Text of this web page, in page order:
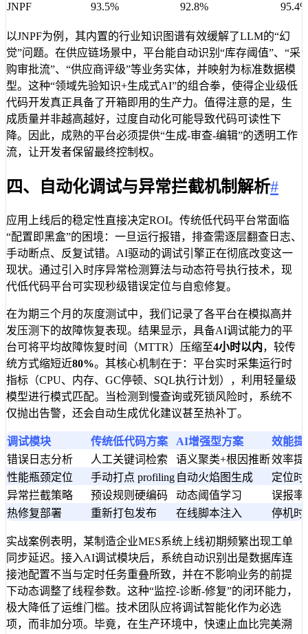
JNPF 93.5% 92.8% 95.4%
以JNPF为例，其内置的行业知识图谱有效缓解了LLM的“幻
觉”问题。在供应链场景中，平台能自动识别“库存阈值”、“采
购审批流”、“供应商评级”等业务实体，并映射为标准数据模
型。这种“领域先验知识+生成式AI”的组合拳，使得企业级低
代码开发真正具备了开箱即用的生产力。值得注意的是，生
成质量并非越高越好，过度自动化可能导致代码可读性下
降。因此，成熟的平台必须提供“生成-审查-编辑”的透明工作
流，让开发者保留最终控制权。
四、自动化调试与异常拦截机制解析#
应用上线后的稳定性直接决定ROI。传统低代码平台常面临
“配置即黑盒”的困境：一旦运行报错，排查需逐层翻查日志、
手动断点、反复试错。AI驱动的调试引擎正在彻底改变这一
现状。通过引入时序异常检测算法与动态符号执行技术，现
代低代码平台可实现秒级错误定位与自愈修复。
在为期三个月的灰度测试中，我们记录了各平台在模拟高并
发压测下的故障恢复表现。结果显示，具备AI调试能力的平
台可将平均故障恢复时间（MTTR）压缩至4小时以内，较传
统方式缩短近80%。其核心机制在于：平台实时采集运行时
指标（CPU、内存、GC停顿、SQL执行计划），利用轻量级
模型进行模式匹配。当检测到慢查询或死锁风险时，系统不
仅抛出告警，还会自动生成优化建议甚至热补丁。
调试模块 传统低代码方案 AI增强型方案
效能提
错误日志分析
人工关键词检索 语义聚类+根因推断效率提
性能瓶颈定位
手动打点 profiling 自动火焰图生成
定位时
异常拦截策略
预设规则硬编码 动态阈值学习
误报率
热修复部署
重新打包发布 在线脚本注入 停机时
实战案例表明，某制造企业MES系统上线初期频繁出现工单
同步延迟。接入AI调试模块后，系统自动识别出是数据库连
接池配置不当与定时任务重叠所致，并在不影响业务的前提
下动态调整了线程参数。这种“监控-诊断-修复”的闭环能力，
极大降低了运维门槛。技术团队应将调试智能化作为必选
项，而非加分项。毕竟，在生产环境中，快速止血比完美溯